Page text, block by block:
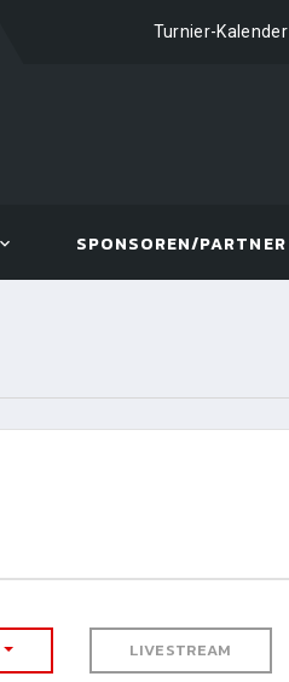
Turnier-Kalender
SPONSOREN/PARTNER
LIVESTREAM